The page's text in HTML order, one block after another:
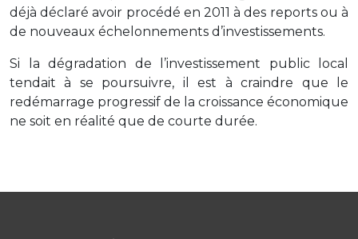
déjà déclaré avoir procédé en 2011 à des reports ou à
de nouveaux échelonnements d’investissements.
Si la dégradation de l’investissement public local
tendait à se poursuivre, il est à craindre que le
redémarrage progressif de la croissance économique
ne soit en réalité que de courte durée.